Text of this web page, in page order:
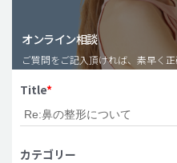
脂肪注入(アンチエイジング)
豊胸手術・バストアップ
プチ整形
脂肪吸引 (大容量)
オンライン相談
ご質問をご記入頂ければ、素早く正
Title*
カテゴリー